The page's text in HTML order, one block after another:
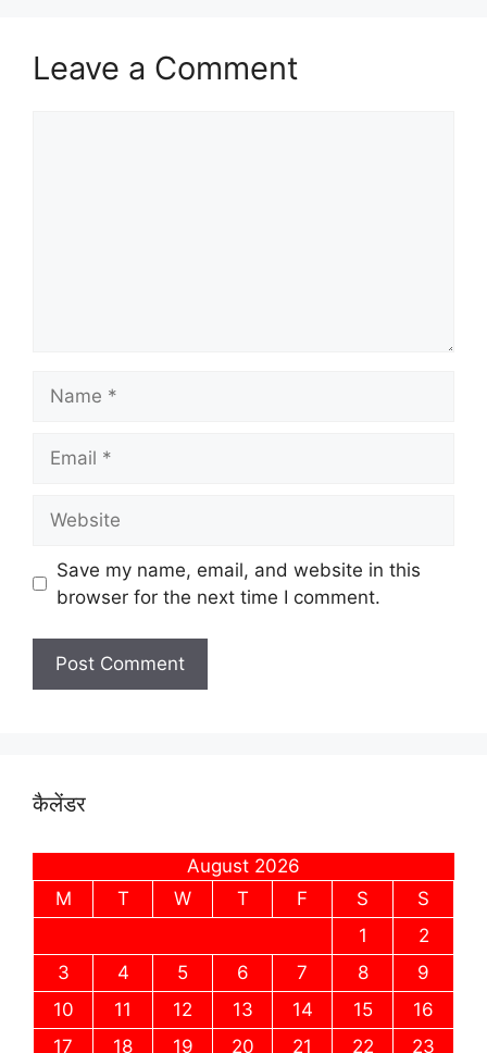
Leave a Comment
Save my name, email, and website in this
browser for the next time I comment.
कैलेंडर
August 2026
M
T W T F S
S
1
2
3
4 5 6 7 8
9
10
11 12 13 14 15
16
17
18 19 20 21 22
23